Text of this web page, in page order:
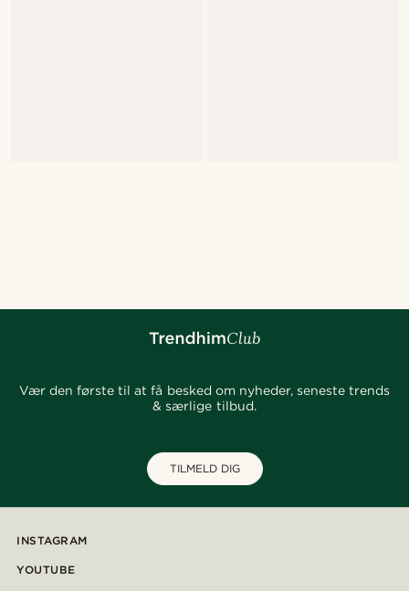
Vær den første til at få besked om nyheder, seneste trends
& særlige tilbud.
TILMELD DIG
INSTAGRAM
YOUTUBE